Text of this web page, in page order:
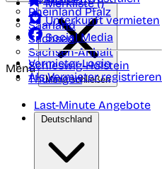
Rheinland Pfalz
Saarland
Sachsen
Sachsen-Anhalt
Schleswig-Holstein
Thüringen
Merkliste ()
Unterkunft vermieten
Social Media
Vermieter-Login
Als Vermieter registrieren
Menü
Menü schließen
Last-Minute Angebote
Deutschland